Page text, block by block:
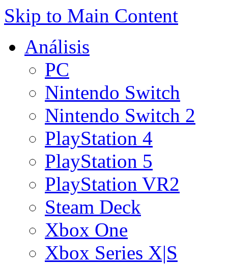
Skip to Main Content
Análisis
PC
Nintendo Switch
Nintendo Switch 2
PlayStation 4
PlayStation 5
PlayStation VR2
Steam Deck
Xbox One
Xbox Series X|S